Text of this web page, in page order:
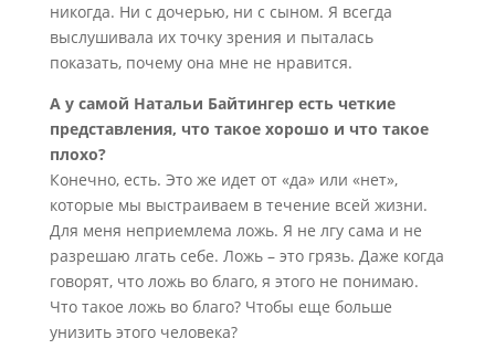
никогда. Ни с дочерью, ни с сыном. Я всегда
выслушивала их точку зрения и пыталась
показать, почему она мне не нравится.
А у самой Натальи Байтингер есть четкие
представления, что такое хорошо и что такое
плохо?
Конечно, есть. Это же идет от «да» или «нет»,
которые мы выстраиваем в течение всей жизни.
Для меня неприемлема ложь. Я не лгу сама и не
разрешаю лгать себе. Ложь – это грязь. Даже когда
говорят, что ложь во благо, я этого не понимаю.
Что такое ложь во благо? Чтобы еще больше
унизить этого человека?